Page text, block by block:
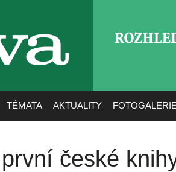
TÉMATA AKTUALITY
české